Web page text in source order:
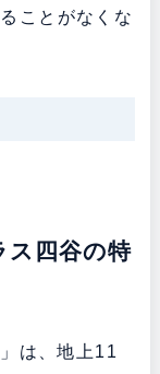
ことがなくな
ス四谷の特
は、地上11